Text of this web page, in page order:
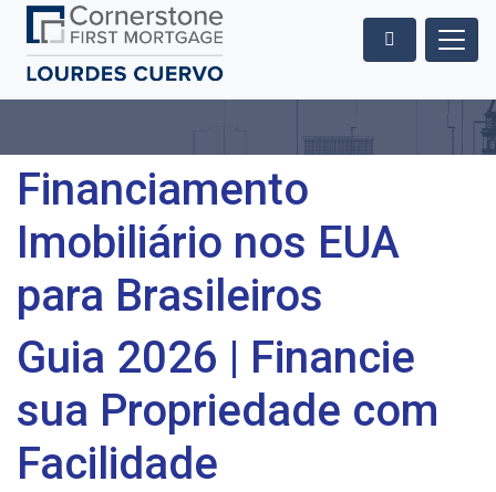
Financiamento
Imobiliário nos EUA
para Brasileiros
Guia 2026 | Financie
sua Propriedade com
Facilidade